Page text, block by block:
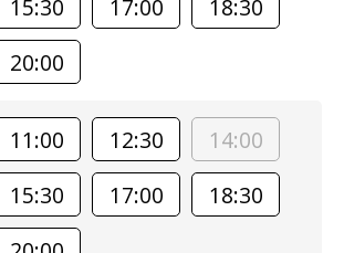
15:30
17:00
18:30
20:00
11:00 12:30
14:00
15:30
17:00
18:30